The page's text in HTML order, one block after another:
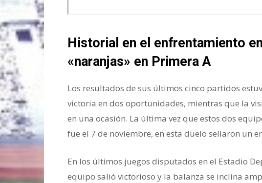
Historial en el enfrentamiento
«naranjas» en Primera A
Los resultados de sus últimos cinco partidos
victoria en dos oportunidades, mientras que la
en una ocasión. La última vez que estos dos
fue el 7 de noviembre, en esta duelo sellaron un
En los últimos juegos disputados en el Estadio
equipo salió victorioso y la balanza se inclina